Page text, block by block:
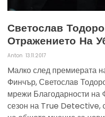
Светослав
Отражението На
Anton 13.11.2017
Mалко след премиерата
Финчър, Светослав
мрежи Благодарности на
сезон на True Detective,